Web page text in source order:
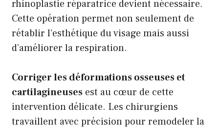
rhinoplastie réparatrice devient nécessaire.
Cette opération permet non seulement de
rétablir l’esthétique du visage mais aussi
d’améliorer la respiration.
Corriger les déformations osseuses et
cartilagineuses est au cœur de cette
intervention délicate. Les chirurgiens
travaillent avec précision pour remodeler la